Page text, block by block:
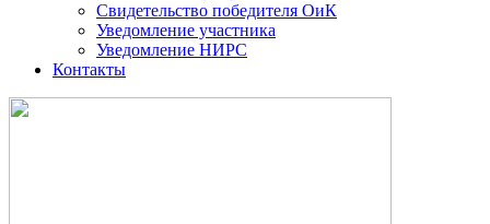
Свидетельство победителя ОиК
Уведомление участника
Уведомление НИРС
Контакты